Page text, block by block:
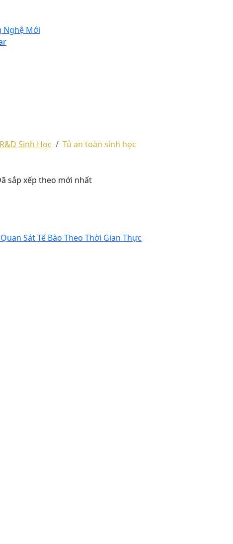
Nghệ Mới
R&D Sinh Học Tủ an toàn sinh học
sắp xếp theo mới nhất